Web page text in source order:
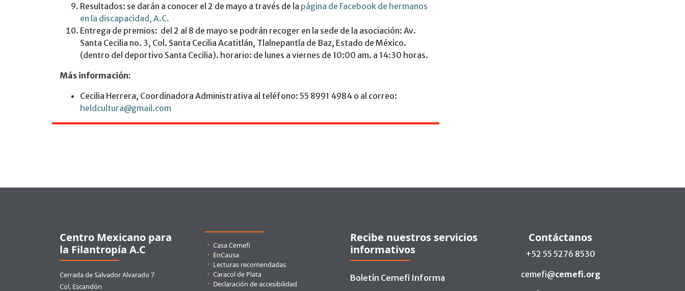
Resultados: se darán a conocer el 2 de mayo a través de la página de Facebook de hermanos
en la discapacidad, A.C.
Entrega de premios: del 2 al 8 de mayo se podrán recoger en la sede de la asociación: Av.
Santa Cecilia no. 3, Col. Santa Cecilia Acatitlán, Tlalnepantla de Baz, Estado de México.
(dentro del deportivo Santa Cecilia). horario: de lunes a viernes de 10:00 am. a 14:30 horas.
Más información:
Cecilia Herrera, Coordinadora Administrativa al teléfono: 55 8991 4984 o al correo:
heldcultura@gmail.com
Centro Mexicano para
la Filantropía A.C
Cerrada de Salvador Alvarado 7
Col. Escandón
Enlaces rápidos
Casa Cemefi
EnCausa
Lecturas recomendadas
Caracol de Plata
Declaración de accesibilidad
Recibe nuestros servicios
informativos
Boletín Cemefi Informa
Contáctanos
+52 55 5276 8530
cemefi@cemefi.org